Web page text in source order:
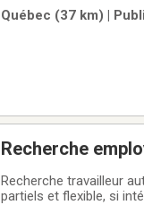
doit avoir une version
Québec (37 km) |
Recherche
Recherche travailleur autonome
partiels et flexible, si